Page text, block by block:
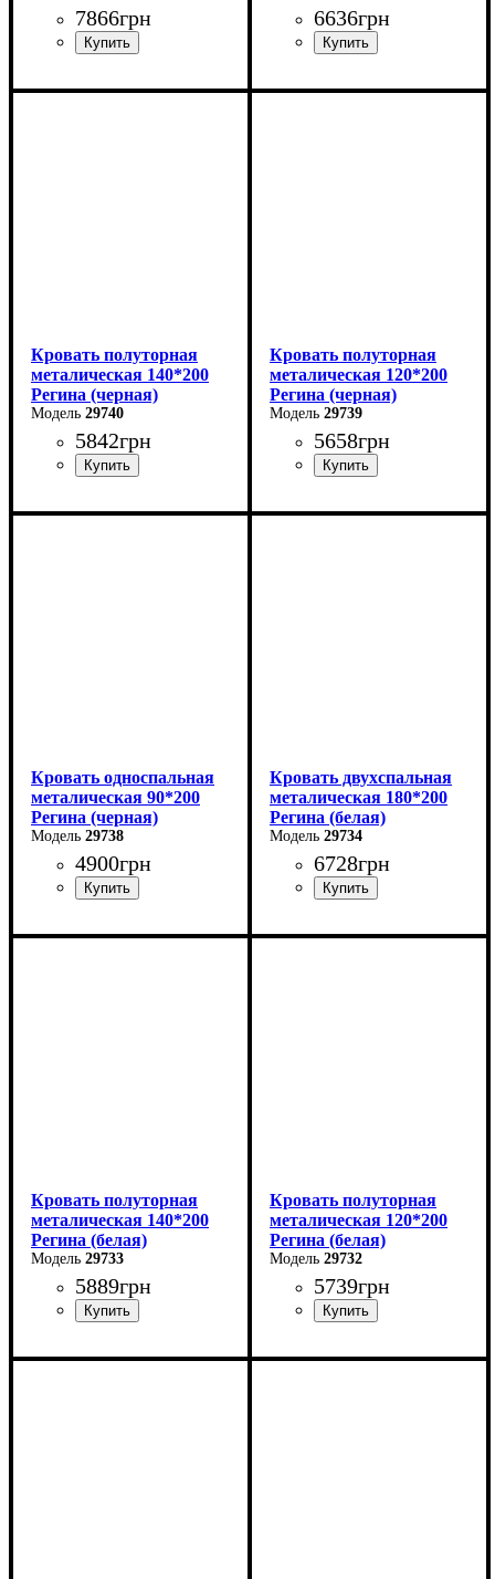
7866грн
Ширина: 90 см
6636грн
Ширина: 180 см
Кровать полуторная
металическая 140*200
Регина (черная)
29740
5842грн
Ширина: 140 см
Кровать полуторная
металическая 120*200
Регина (черная)
29739
5658грн
Ширина: 120 см
Кровать односпальная
металическая 90*200
Регина (черная)
29738
4900грн
Ширина: 90 см
Кровать двухспальная
металическая 180*200
Регина (белая)
29734
6728грн
Ширина: 180 см
Кровать полуторная
металическая 140*200
Регина (белая)
29733
5889грн
Ширина: 140 см
Кровать полуторная
металическая 120*200
Регина (белая)
29732
5739грн
Ширина: 120 см